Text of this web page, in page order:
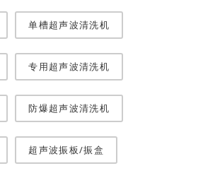
单槽超声波清洗机
专用超声波清洗机
防爆超声波清洗机
超声波振板/振盒